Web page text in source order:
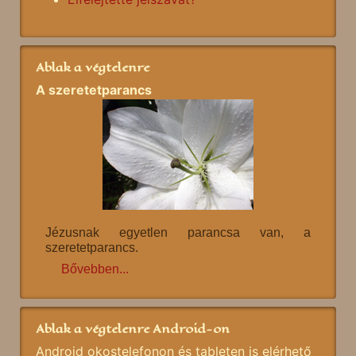
Ablak a végtelenre
A szeretetparancs
Jézusnak egyetlen parancsa van, a
szeretetparancs.
Bővebben...
Ablak a végtelenre Android-on
Android okostelefonon és tableten is elérhető